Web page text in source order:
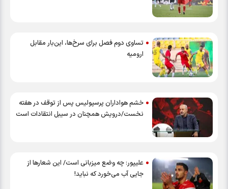
تساوی دوم فصل برای سرخ‌ها، این‌بار مقابل
ارومیه
خشم هواداران پرسپولیس پس از توقف در هفته
نخست/درویش همچنان در سیبل انتقادات است
علیپور: چه وضع میزبانی است/ این شعارها از
جایی آب می‌خورد که نباید!